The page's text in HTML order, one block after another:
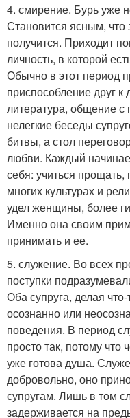
4. смирение. Бурь уже
Становится ясным, что
получится. Приходит
личность, в которой
Обычно в этот период
приспособление друг к
литература, общение с
нелегкие беседы
битвы, а стол
любви. Каждый
себя: учиться
многих культурах и
удел женщины, более
Именно она своим
принимать и ее.
5. служение. Во всех
поступки
Оба супруга, делая
осознанно или
поведения. В период
просто так, потому что
уже готова душа.
добровольно, оно
супругам. Лишь в том
задерживается на